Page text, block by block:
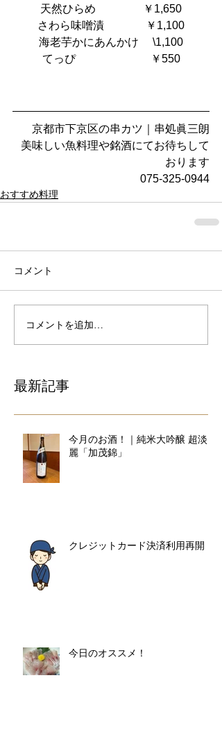
天然ひらめ　             ￥1,650
さわら味噌漬　　       ￥1,100
海老芋かにあんかけ     \1,100
てっぴ　 　 　             ￥550
京都市下京区の串カツ｜串処眞三朗
美味しい魚料理や銘酒にてお待ちして
おります
075-325-0944
おすすめ料理
コメント
コメントを追加…
最新記事
今月のお酒！｜純米大吟醸 超淡
麗「加茂錦」
クレジットカード決済利用再開
今日のオススメ！